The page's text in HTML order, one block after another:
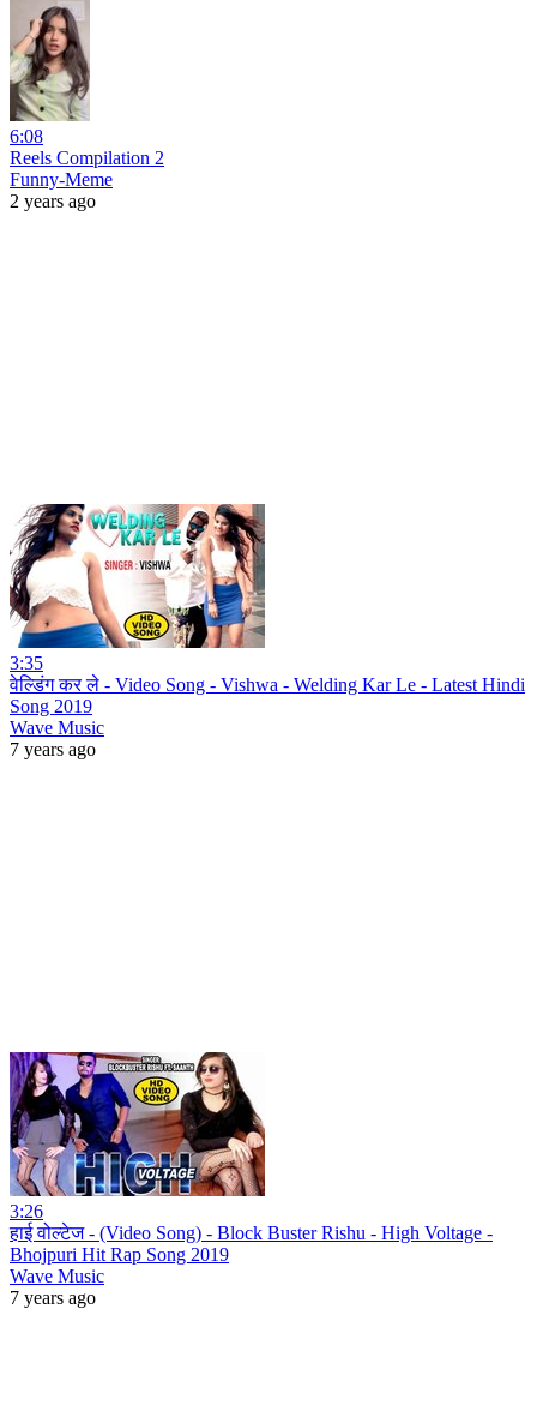
6:08
Reels Compilation 2
Funny-Meme
2 years ago
3:35
वेल्डिंग कर ले - Video Song - Vishwa - Welding Kar Le - Latest Hindi
Song 2019
Wave Music
7 years ago
3:26
हाई वोल्टेज - (Video Song) - Block Buster Rishu - High Voltage -
Bhojpuri Hit Rap Song 2019
Wave Music
7 years ago